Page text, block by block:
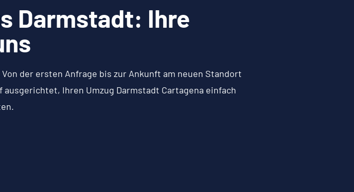
Darmstadt: Ihre
der ersten Anfrage bis zur Ankunft am neuen Standort
Ihren Umzug Darmstadt Cartagena einfach